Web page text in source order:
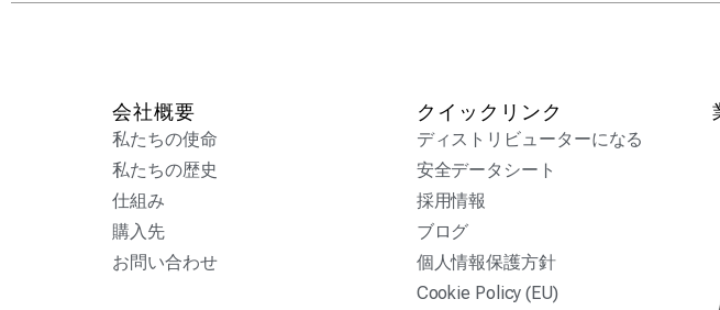
会社概要
私たちの使命
私たちの歴史
仕組み
購入先
お問い合わせ
クイックリンク
ディストリビューターになる
安全データシート
採用情報
ブログ
個人情報保護方針
Cookie Policy (EU)